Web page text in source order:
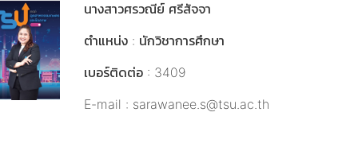
นางสาวศรวณีย์ ศรีสัจจา
ตำแหน่ง : นักวิชาการศึกษา
เบอร์ติดต่อ : 3409
E-mail : sarawanee.s@tsu.ac.th